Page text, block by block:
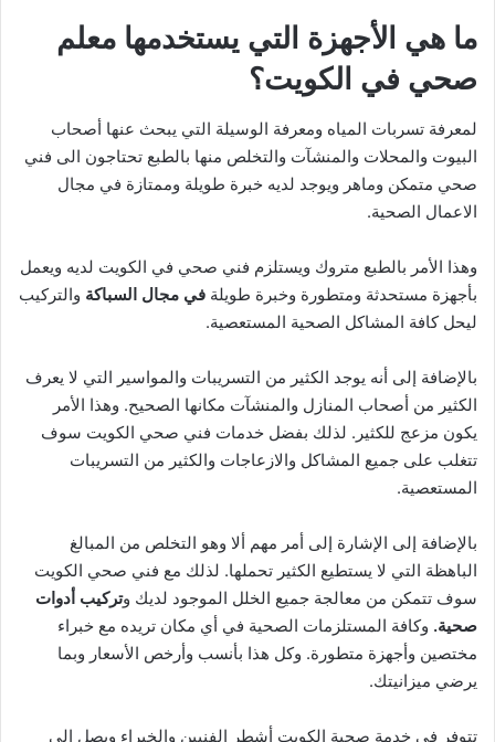
ما هي الأجهزة التي يستخدمها معلم
صحي في الكويت؟
لمعرفة تسربات المياه ومعرفة الوسيلة التي يبحث عنها أصحاب
البيوت والمحلات والمنشآت والتخلص منها بالطبع تحتاجون الى فني
صحي متمكن وماهر ويوجد لديه خبرة طويلة وممتازة في مجال
الاعمال الصحية.
وهذا الأمر بالطبع متروك ويستلزم فني صحي في الكويت لديه ويعمل
بأجهزة مستحدثة ومتطورة وخبرة طويلة في مجال السباكة والتركيب
ليحل كافة المشاكل الصحية المستعصية.
بالإضافة إلى أنه يوجد الكثير من التسريبات والمواسير التي لا يعرف
الكثير من أصحاب المنازل والمنشآت مكانها الصحيح. وهذا الأمر
يكون مزعج للكثير. لذلك بفضل خدمات فني صحي الكويت سوف
تتغلب على جميع المشاكل والازعاجات والكثير من التسريبات
المستعصية.
بالإضافة إلى الإشارة إلى أمر مهم ألا وهو التخلص من المبالغ
الباهظة التي لا يستطيع الكثير تحملها. لذلك مع فني صحي الكويت
سوف تتمكن من معالجة جميع الخلل الموجود لديك وتركيب أدوات
صحية. وكافة المستلزمات الصحية في أي مكان تريده مع خبراء
مختصين وأجهزة متطورة. وكل هذا بأنسب وأرخص الأسعار وبما
يرضي ميزانيتك.
تتوفر في خدمة صحية الكويت أشطر الفنيين والخبراء ويصل الى